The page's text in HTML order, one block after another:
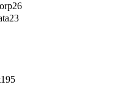
26
23
195